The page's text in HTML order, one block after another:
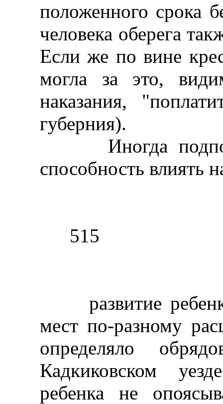
положенного срока
человека оберега
Если же по вине
могла за это,
наказания,
губерния).
Иногда
способность влиять
515
развитие
мест по-разному
определяло
Кадкиковском
ребенка не